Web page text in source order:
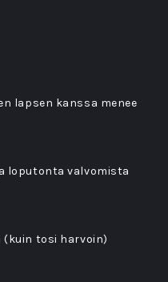
lapsen kanssa menee
loputonta valvomista
(kuin tosi harvoin)